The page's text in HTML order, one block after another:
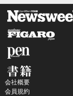
会社概要
会員規約